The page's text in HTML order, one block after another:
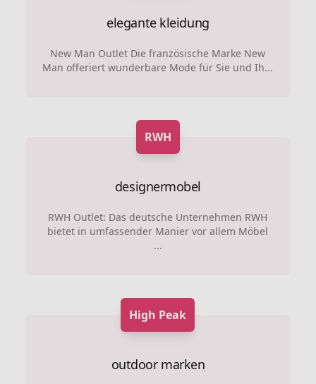
elegante kleidung
New Man Outlet Die französische Marke New
Man offeriert wunderbare Mode für Sie und Ih...
RWH
designermobel
RWH Outlet: Das deutsche Unternehmen RWH
bietet in umfassender Manier vor allem Möbel
...
High Peak
outdoor marken